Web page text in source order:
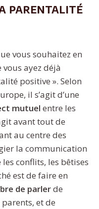
parentalité
vous souhaitez en
ayez déjà
positive ». Selon
il s’agit d’une
mutuel entre les
avant tout de
au centre des
la communication
conflits, les bêtises
est de faire en
de parlerde
et de